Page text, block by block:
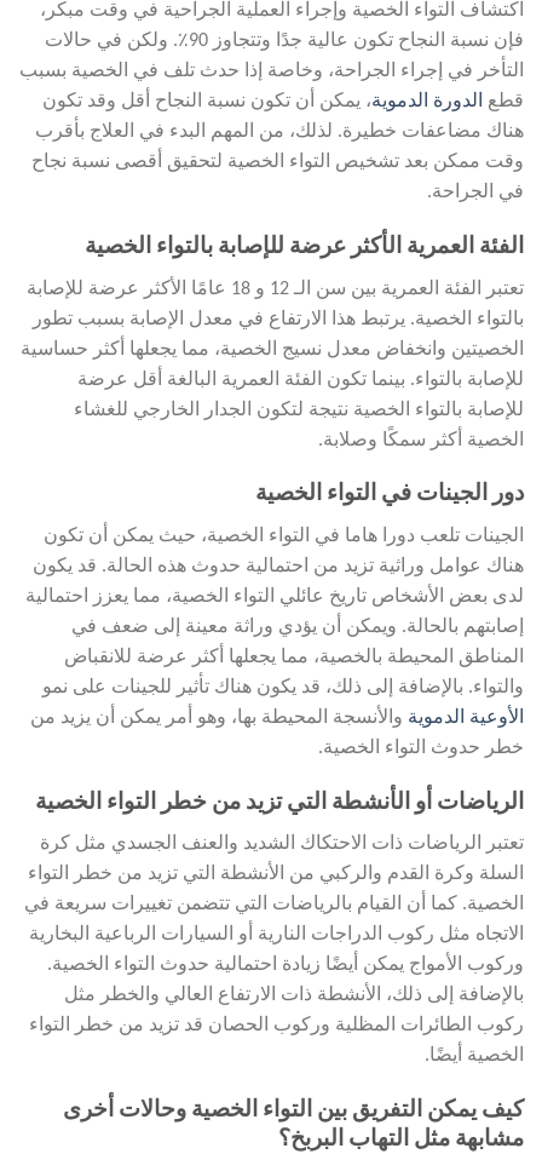
اكتشاف التواء الخصية وإجراء العملية الجراحية في وقت مبكر،
فإن نسبة النجاح تكون عالية جدًا وتتجاوز 90٪. ولكن في حالات
التأخر في إجراء الجراحة، وخاصة إذا حدث تلف في الخصية بسبب
قطع الدورة الدموية، يمكن أن تكون نسبة النجاح أقل وقد تكون
هناك مضاعفات خطيرة. لذلك، من المهم البدء في العلاج بأقرب
وقت ممكن بعد تشخيص التواء الخصية لتحقيق أقصى نسبة نجاح
في الجراحة.
الفئة العمرية الأكثر عرضة للإصابة بالتواء الخصية
تعتبر الفئة العمرية بين سن الـ 12 و 18 عامًا الأكثر عرضة للإصابة
بالتواء الخصية. يرتبط هذا الارتفاع في معدل الإصابة بسبب تطور
الخصيتين وانخفاض معدل نسيج الخصية، مما يجعلها أكثر حساسية
للإصابة بالتواء. بينما تكون الفئة العمرية البالغة أقل عرضة
للإصابة بالتواء الخصية نتيجة لتكون الجدار الخارجي للغشاء
الخصية أكثر سمكًا وصلابة.
دور الجينات في التواء الخصية
الجينات تلعب دورا هاما في التواء الخصية، حيث يمكن أن تكون
هناك عوامل وراثية تزيد من احتمالية حدوث هذه الحالة. قد يكون
لدى بعض الأشخاص تاريخ عائلي التواء الخصية، مما يعزز احتمالية
إصابتهم بالحالة. ويمكن أن يؤدي وراثة معينة إلى ضعف في
المناطق المحيطة بالخصية، مما يجعلها أكثر عرضة للانقباض
والتواء. بالإضافة إلى ذلك، قد يكون هناك تأثير للجينات على نمو
الأوعية الدموية والأنسجة المحيطة بها، وهو أمر يمكن أن يزيد من
خطر حدوث التواء الخصية.
الرياضات أو الأنشطة التي تزيد من خطر التواء الخصية
تعتبر الرياضات ذات الاحتكاك الشديد والعنف الجسدي مثل كرة
السلة وكرة القدم والركبي من الأنشطة التي تزيد من خطر التواء
الخصية. كما أن القيام بالرياضات التي تتضمن تغييرات سريعة في
الاتجاه مثل ركوب الدراجات النارية أو السيارات الرباعية البخارية
وركوب الأمواج يمكن أيضًا زيادة احتمالية حدوث التواء الخصية.
بالإضافة إلى ذلك، الأنشطة ذات الارتفاع العالي والخطر مثل
ركوب الطائرات المظلية وركوب الحصان قد تزيد من خطر التواء
الخصية أيضًا.
كيف يمكن التفريق بين التواء الخصية وحالات أخرى
مشابهة مثل التهاب البربخ؟